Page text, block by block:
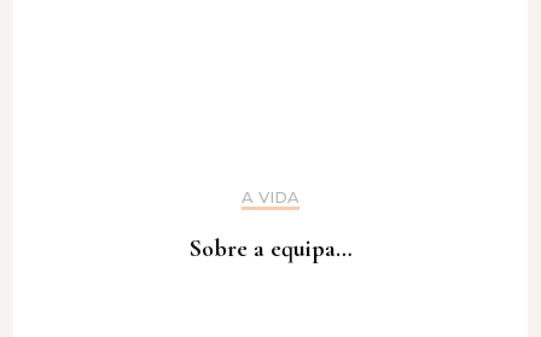
A VIDA
Sobre a equipa…